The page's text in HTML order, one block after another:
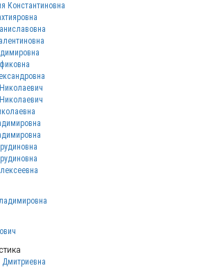
Константиновна
Дмитриевна